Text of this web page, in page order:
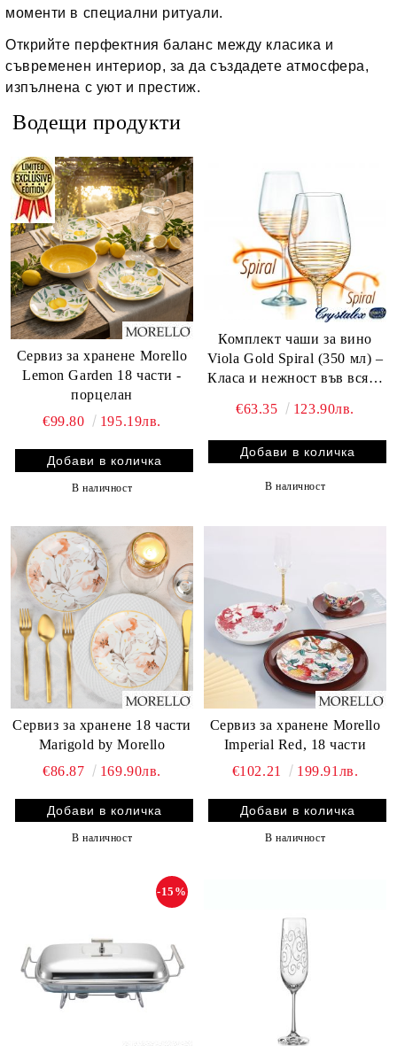
моменти в специални ритуали.
Открийте перфектния баланс между класика и
съвременен интериор, за да създадете атмосфера,
изпълнена с уют и престиж.
Водещи продукти
Сервиз за хранене Morello
Lemon Garden 18 части -
порцелан
€99.80
195.19лв.
В наличност
Комплект чаши за вино
Viola Gold Spiral (350 мл) –
Класа и нежност във всяка
€63.35 123.90лв.
В наличност
Сервиз за хранене 18 части
Marigold by Morello
€86.87
169.90лв.
В наличност
Сервиз за хранене Morello
Imperial Red, 18 части
€102.21
199.91лв.
В наличност
-15%